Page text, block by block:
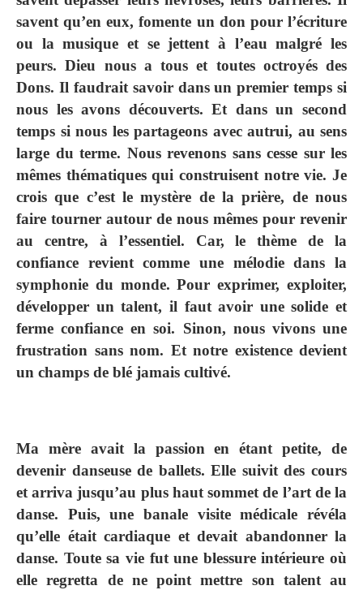
savent qu’en eux, fomente un don pour l’écriture
ou la musique et se jettent à l’eau malgré les
peurs. Dieu nous a tous et toutes octroyés des
Dons. Il faudrait savoir dans un premier temps si
nous les avons découverts. Et dans un second
temps si nous les partageons avec autrui, au sens
large du terme. Nous revenons sans cesse sur les
mêmes thématiques qui construisent notre vie. Je
crois que c’est le mystère de la prière, de nous
faire tourner autour de nous mêmes pour revenir
au centre, à l’essentiel. Car, le thème de la
confiance revient comme une mélodie dans la
symphonie du monde. Pour exprimer, exploiter,
développer un talent, il faut avoir une solide et
ferme confiance en soi. Sinon, nous vivons une
frustration sans nom. Et notre existence devient
un champs de blé jamais cultivé.
Ma mère avait la passion en étant petite, de
devenir danseuse de ballets. Elle suivit des cours
et arriva jusqu’au plus haut sommet de l’art de la
danse. Puis, une banale visite médicale révéla
qu’elle était cardiaque et devait abandonner la
danse. Toute sa vie fut une blessure intérieure où
elle regretta de ne point mettre son talent au